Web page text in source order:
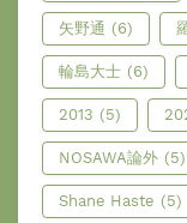
矢野通 (6)
輪島大士 (6)
2013 (5)
NOSAWA論外 (5)
Shane Haste (5)